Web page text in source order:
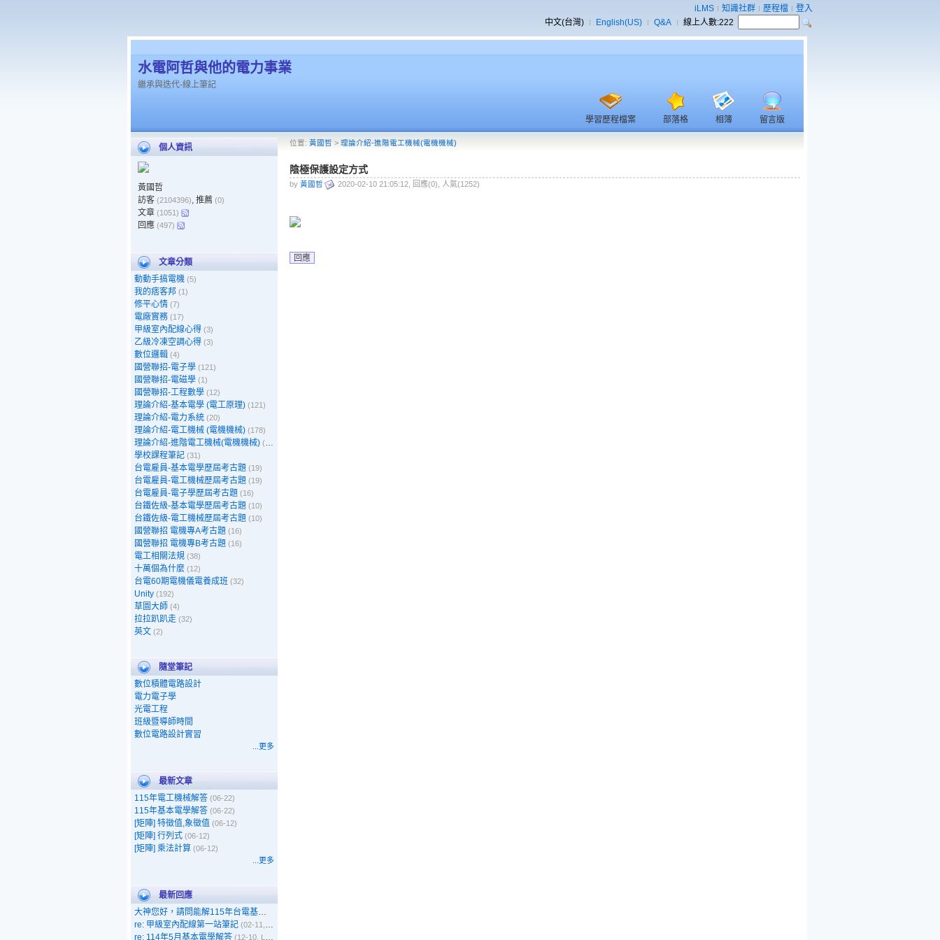
iLMS 知識社群 歷程檔
登入
中文(台灣)
English(US) Q&A 線上人數:222
水電阿哲與他的電力事業
繼承與迭代-線上筆記
學習歷程檔案 部落格 相簿 留言版
個人資訊
黃國哲
訪客 (2104396), 推薦 (0)
文章 (1051)
回應 (497)
文章分類
動動手搞電機 (5)
我的痞客邦 (1)
修平心情 (7)
電廠實務 (17)
甲級室內配線心得 (3)
乙級冷凍空調心得 (3)
數位邏輯 (4)
國營聯招-電子學 (121)
國營聯招-電磁學 (1)
國營聯招-工程數學 (12)
理論介紹-基本電學 (電工原理) (121)
理論介紹-電力系統 (20)
理論介紹-電工機械 (電機機械) (178)
理論介紹-進階電工機械(電機機械) (39)
學校課程筆記 (31)
台電雇員-基本電學歷屆考古題 (19)
台電雇員-電工機械歷屆考古題 (19)
台電雇員-電子學歷屆考古題 (16)
台鐵佐級-基本電學歷屆考古題 (10)
台鐵佐級-電工機械歷屆考古題 (10)
國營聯招 電機專A考古題 (16)
國營聯招 電機專B考古題 (16)
電工相關法規 (38)
十萬個為什麼 (12)
台電60期電機儀電養成班 (32)
Unity (192)
草圖大師 (4)
拉拉趴趴走 (32)
英文 (2)
隨堂筆記
數位積體電路設計
電力電子學
光電工程
班級暨導師時間
數位電路設計實習
...更多
最新文章
115年電工機械解答 (06-22)
115年基本電學解答 (06-22)
[矩陣] 特徵值,象徵值 (06-12)
[矩陣] 行列式 (06-12)
[矩陣] 乘法計算 (06-12)
...更多
最新回應
大神您好，請問能解115年台電基本電學嗎
re: 甲級室內配線第一站筆記 (02-11, 呵呵)
re: 114年5月基本電學解答 (12-10, Leo)
位置: 黃國哲 > 理論介紹-進階電工機械(電機機械)
陰極保護設定方式
by 黃國哲 2020-02-10 21:05:12, 回應(0), 人氣(1252)
回應